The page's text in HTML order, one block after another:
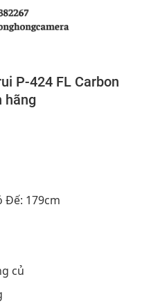
P-424 FL Carbon
hãng
Đế: 179cm
củ